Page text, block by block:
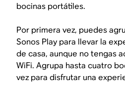
bocinas portátiles.
Por primera vez, puedes
Sonos Play para llevar la
de casa, aunque no tengas
WiFi. Agrupa hasta cuatro
vez para disfrutar una